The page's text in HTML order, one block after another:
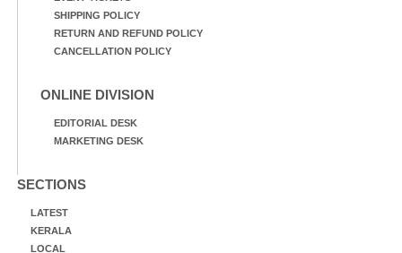
SHIPPING POLICY
RETURN AND REFUND POLICY
CANCELLATION POLICY
ONLINE DIVISION
EDITORIAL DESK
MARKETING DESK
SECTIONS
LATEST
KERALA
LOCAL